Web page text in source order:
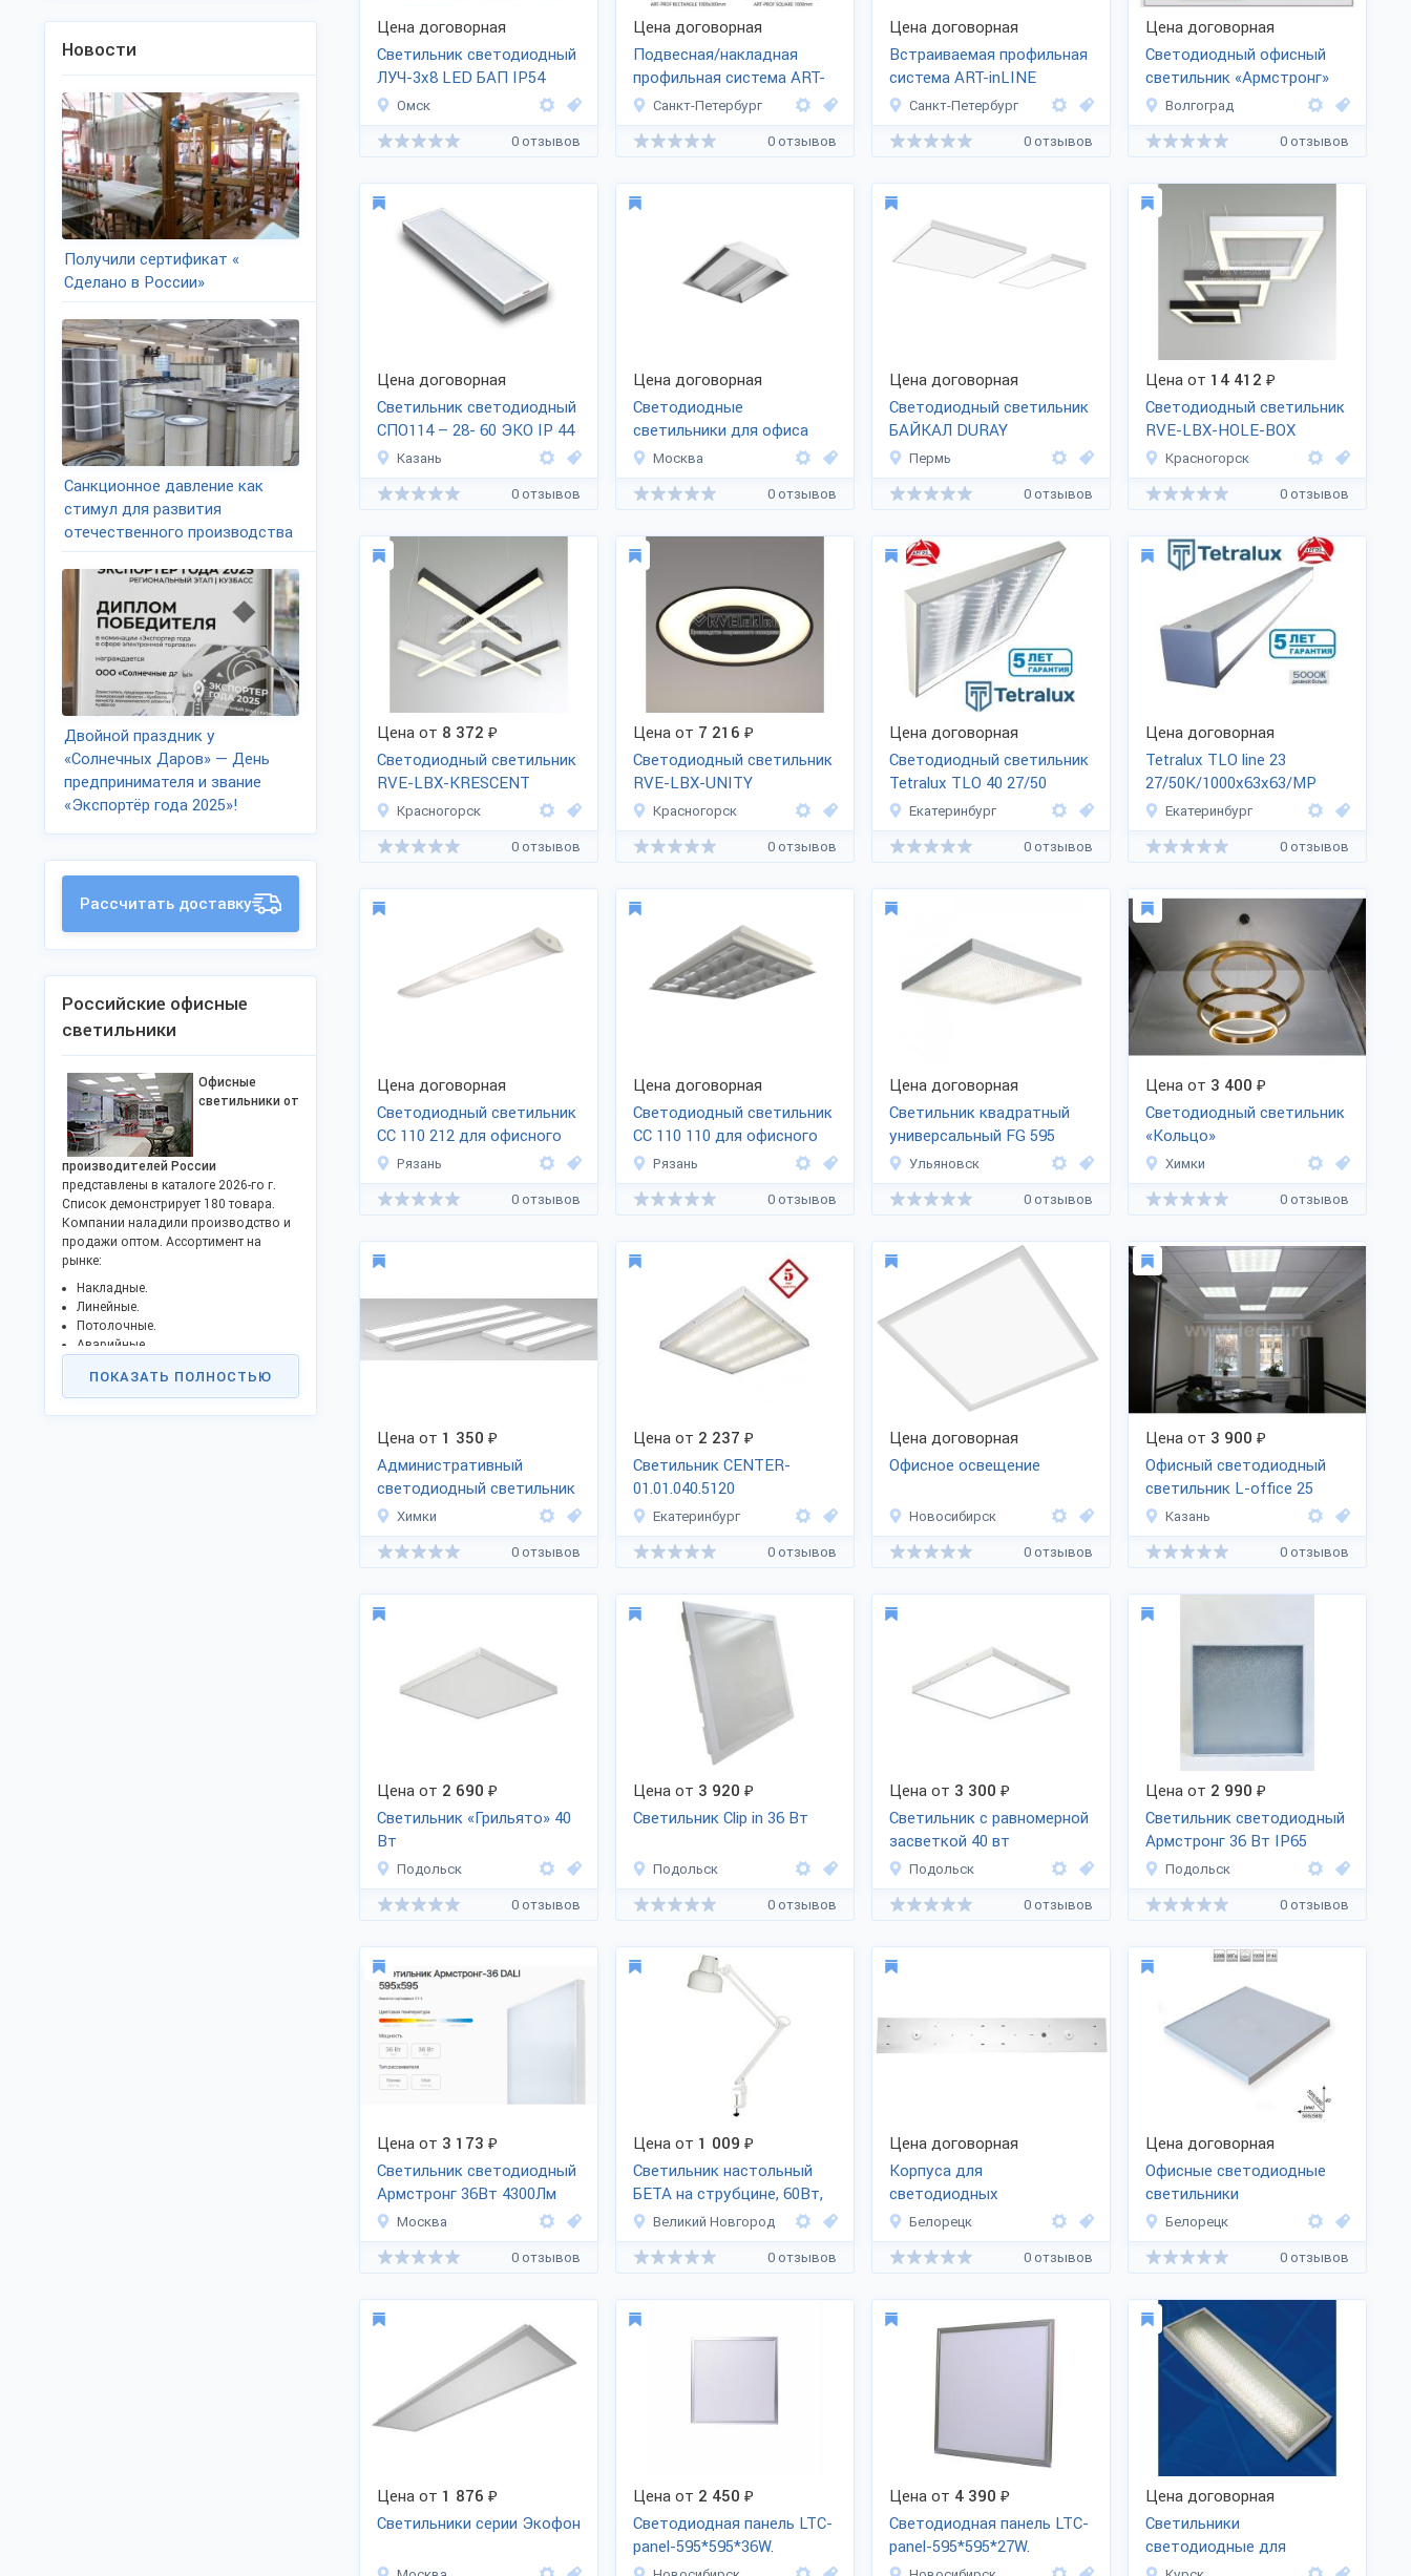
Цена договорная
Светильник светодиодный
ЛУЧ-3х8 LED БАП IP54
Омск
0 отзывов
Цена договорная
Подвесная/накладная
профильная система ART-
LINEСанкт-Петербург
0 отзывов
Цена договорная
Встраиваемая профильная
система ART-inLINE
Санкт-Петербург
0 отзывов
Цена договорная
Светодиодный офисный
светильник «Армстронг»
Волгоград
0 отзывов
Цена договорная
Светильник светодиодный
СПО114 – 28- 60 ЭКО IP 44
Казань
0 отзывов
Цена договорная
Светодиодные
светильники для офиса
Москва
0 отзывов
Цена договорная
Светодиодный светильник
БАЙКАЛ DURAY
Пермь
0 отзывов
Цена от 14 412 ₽
Светодиодный светильник
RVE-LBX-HOLE-BOX
Красногорск
0 отзывов
Цена от 8 372 ₽
Светодиодный светильник
RVE-LBX-KRESCENT
Красногорск
0 отзывов
Цена от 7 216 ₽
Светодиодный светильник
RVE-LBX-UNITY
Красногорск
0 отзывов
Цена договорная
Светодиодный светильник
Tetralux TLO 40 27/50
Екатеринбург
0 отзывов
Цена договорная
Tetralux TLO line 23
27/50К/1000х63х63/МР
Екатеринбург
0 отзывов
Цена договорная
Светодиодный светильник
CC 110 212 для офисного
освещения
Рязань
0 отзывов
Цена договорная
Светодиодный светильник
CC 110 110 для офисного
освещения
Рязань
0 отзывов
Цена договорная
Светильник квадратный
универсальный FG 595
Ульяновск
0 отзывов
Цена от 3 400 ₽
Светодиодный светильник
«Кольцо»
Химки
0 отзывов
Цена от 1 350 ₽
Административный
светодиодный светильник
Химки
0 отзывов
Цена от 2 237 ₽
Светильник CENTER-
01.01.040.5120
Екатеринбург
0 отзывов
Цена договорная
Офисное освещение
Новосибирск
0 отзывов
Цена от 3 900 ₽
Офисный светодиодный
светильник L-office 25
Казань
0 отзывов
Цена от 2 690 ₽
Светильник «Грильято» 40
Вт
Подольск
0 отзывов
Цена от 3 920 ₽
Светильник Clip in 36 Вт
Подольск
0 отзывов
Цена от 3 300 ₽
Светильник с равномерной
засветкой 40 вт
«Армстронг»
Подольск
0 отзывов
Цена от 2 990 ₽
Светильник светодиодный
Армстронг 36 Вт IP65
Подольск
0 отзывов
Цена от 3 173 ₽
Светильник светодиодный
Армстронг 36Вт 4300Лм
Москва
0 отзывов
Цена от 1 009 ₽
Светильник настольный
БЕТА на струбцине, 60Вт,
Великий Новгород
0 отзывов
Цена договорная
Корпуса для
светодиодных
светильников
Белорецк
0 отзывов
Цена договорная
Офисные светодиодные
светильники
Белорецк
0 отзывов
Цена от 1 876 ₽
Светильники серии Экофон
Цена от 2 450 ₽
Светодиодная панель LTC-
panel-595*595*36W.
Цена от 4 390 ₽
Светодиодная панель LTC-
panel-595*595*27W.
Премиум.
Цена договорная
Светильники
светодиодные для
офисных учреждений
Новости
Получили сертификат «
Сделано в России»
Санкционное давление как
стимул для развития
отечественного производства
Двойной праздник у
«Солнечных Даров» — День
предпринимателя и звание
«Экспортёр года 2025»!
Рассчитать доставку
Российские офисные
светильники
Офисные
светильники от
производителей России
представлены в каталоге 2026-го г.
Список демонстрирует 180 товара.
Компании наладили производство и
продажи оптом. Ассортимент на
рынке:
Накладные.
Линейные.
Потолочные.
Аварийные.
Подвесные и пр. артикулы.
ПОКАЗАТЬ ПОЛНОСТЬЮ